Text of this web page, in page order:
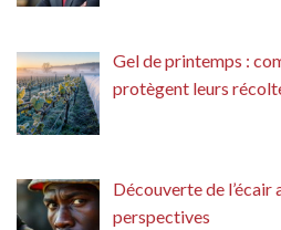
Gel de printemps :
protègent leurs
Découverte de l’écair
perspectives